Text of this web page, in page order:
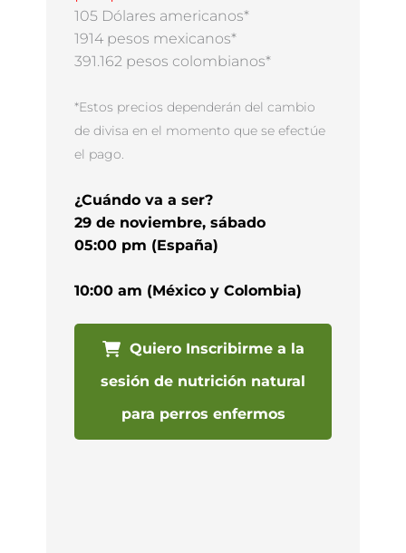
105 Dólares americanos*
1914 pesos mexicanos*
391.162 pesos colombianos*
*Estos precios dependerán del cambio
de divisa en el momento que se efectúe
el pago.
¿Cuándo va a ser?
29de noviembre, sábado
05:00 pm (España)
10:00 am (México y Colombia)
Quiero Inscribirme a la
sesión de nutrición natural
para perros enfermos